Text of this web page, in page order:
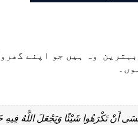
وہ ہیں جو اپنے
تَكْرَهُوا شَيْئًا وَيَجْعَلَ اللَّهُ فِيهِ خَيْرًا